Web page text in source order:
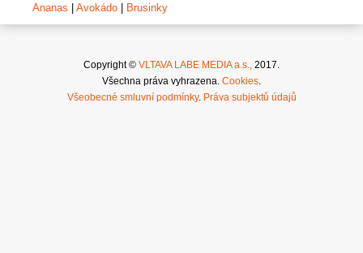
Ananas | Avokádo | Brusinky
Copyright © VLTAVA LABE MEDIA a.s.,
2017.
Všechna práva vyhrazena. Cookies
Všeobecné smluvní podmínky. Práva subjektů údajů